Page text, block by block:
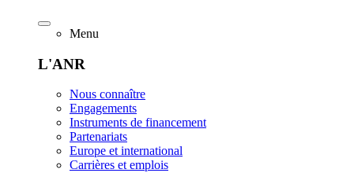
Menu
L'ANR
Nous connaître
Engagements
Instruments de financement
Partenariats
Europe et international
Carrières et emplois